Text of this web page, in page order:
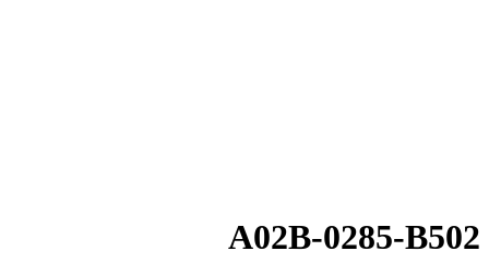
A02B-0285-B502